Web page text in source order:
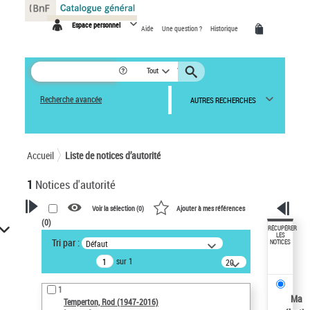
Espace personnel Aide Une question ? Historique
Tout
Recherche avancée AUTRES RECHERCHES
Accueil Liste de notices d’autorité
1 Notices d'autorité
VOTRE RECHERCHE
Recherche avancée dans les
notices d’autorité
Œuvres liées à l'auteur :
Temperton, Rod (1947-2016)
Voir la sélection (0) Ajouter à mes références
(0)
Tri par : Défaut
sur 1
20
résultats/page
1
Temperton, Rod (1947-2016)
RÉCUPÉRER
LES
NOTICES
Ma
Panneau de gestion des cookies